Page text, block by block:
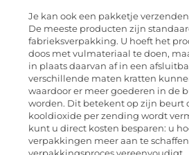
Je kan ook een pakketje
De meeste producten zijn
fabrieksverpakking. U hoeft het
doos met vulmateriaal te doen,
in plaats daarvan af in een
verschillende maten kratten
waardoor er meer goederen in de
worden. Dit betekent op zijn beurt
kooldioxide per zending wordt
kunt u direct kosten besparen: u
verpakkingen meer aan te